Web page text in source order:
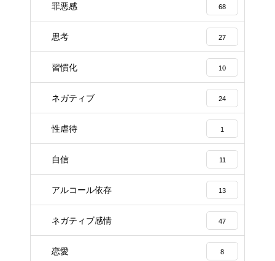
罪悪感 68
思考 27
習慣化 10
ネガティブ 24
性虐待 1
自信 11
アルコール依存 13
ネガティブ感情 47
恋愛 8